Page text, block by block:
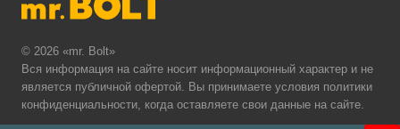
© 2026 «mr. Bolt»
Вся информация на сайте носит информационный характер и не
является публичной офертой. Вы принимаете условия политики
конфиденциальности, когда оставляете свои данные на сайте.